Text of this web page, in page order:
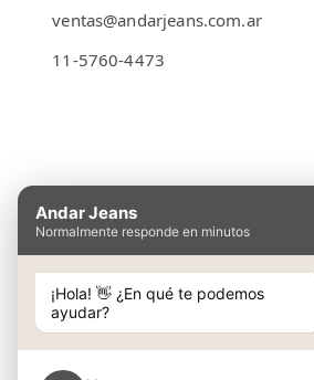
ventas@andarjeans.com.ar
11-5760-4473
INFORMACIÓN
Preguntas Frecuentes
NOSOTROS
Conocé Andar Jeans
Andar Jeans
Normalmente responde en minutos
¡Hola! 👋 ¿En qué te podemos
ayudar?